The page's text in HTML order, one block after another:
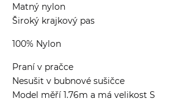
Matný nylon
Široký krajkový pas
100% Nylon
Praní v pračce
Nesušit v bubnové sušičce
Model měří 1.76m a má velikost S